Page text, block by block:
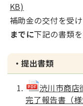
KB)
補助金の交付を受
までに下記の書類
・提出書類
渋川市商店
完了報告書（様